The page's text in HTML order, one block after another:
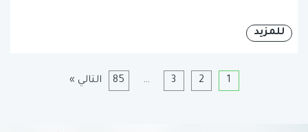
للمزيد
1
2
3
…
85 التالي »